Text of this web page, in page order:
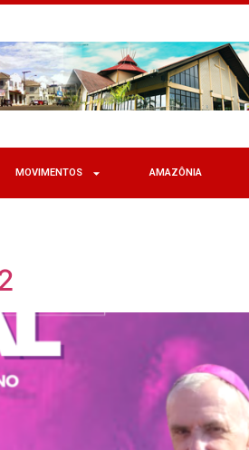
MOVIMENTOS AMAZÔNIA